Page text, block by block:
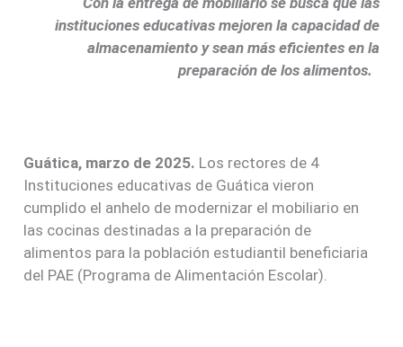
instituciones educativas mejoren la capacidad de
almacenamiento y sean más eficientes en la
preparación de los alimentos.
Guática, marzo de 2025. Los rectores de 4
Instituciones educativas de Guática vieron
cumplido el anhelo de modernizar el mobiliario en
las cocinas destinadas a la preparación de
alimentos para la población estudiantil beneficiaria
del PAE (Programa de Alimentación Escolar).